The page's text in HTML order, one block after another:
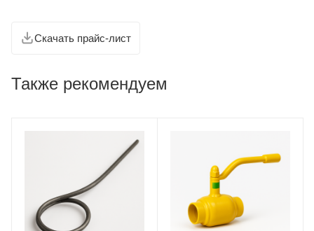
Скачать прайс-лист
Также рекомендуем